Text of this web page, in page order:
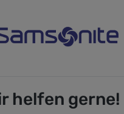
helfen gerne!